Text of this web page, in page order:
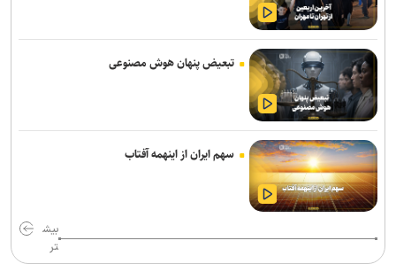
وارونگی قواعد روزمره یا آشکار شدن ظرفیت‌های فراموش‌شده !
فراخوان دومین جشنواره انیمیشن کوتاه دانشجویی پویان منتشر شد/
مهلت ارسال آثار تا ۳۰ مهر ۱۴۰۵
آغاز فعالیت کارگروه‌های تخصصی برای تدوین برنامه راهبردی دانشگاه
صنعتی امیرکبیر
تأکید سرپرست دانشگاه فرهنگیان بر حکمرانی مشارکتی و همکاری‌های
استانی با دانشگاه پیام نور
تبعیض پنهان هوش مصنوعی
سهم ایران از اینهمه آفتاب
بیش
تر